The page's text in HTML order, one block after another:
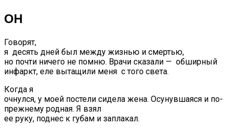
ОН
Говорят,
я десять дней был между жизнью и смертью,
но почти ничего не помню. Врачи сказали — обширный
инфаркт, еле вытащили меня с того света.
Когда я
очнулся, у моей постели сидела жена. Осунувшаяся и по-
прежнему родная. Я взял
ее руку, поднес к губам и заплакал.